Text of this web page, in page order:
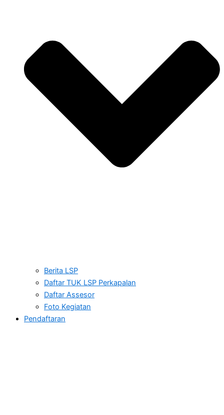
Berita LSP
Daftar TUK LSP Perkapalan
Daftar Assesor
Foto Kegiatan
Pendaftaran